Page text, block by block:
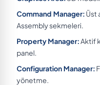
Command Manager: Üst
Assembly sekmeleri.
Property Manager:Aktif
panel.
Configuration Manager:
yönetme.